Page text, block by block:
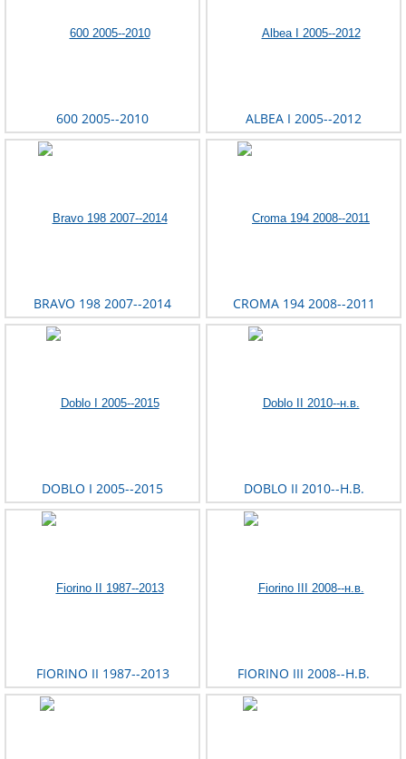
600 2005--2010 ALBEA I 2005--2012
BRAVO 198 2007--2014 CROMA 194 2008--2011
DOBLO I 2005--2015 DOBLO II 2010--Н.В.
FIORINO II 1987--2013 FIORINO III 2008--Н.В.